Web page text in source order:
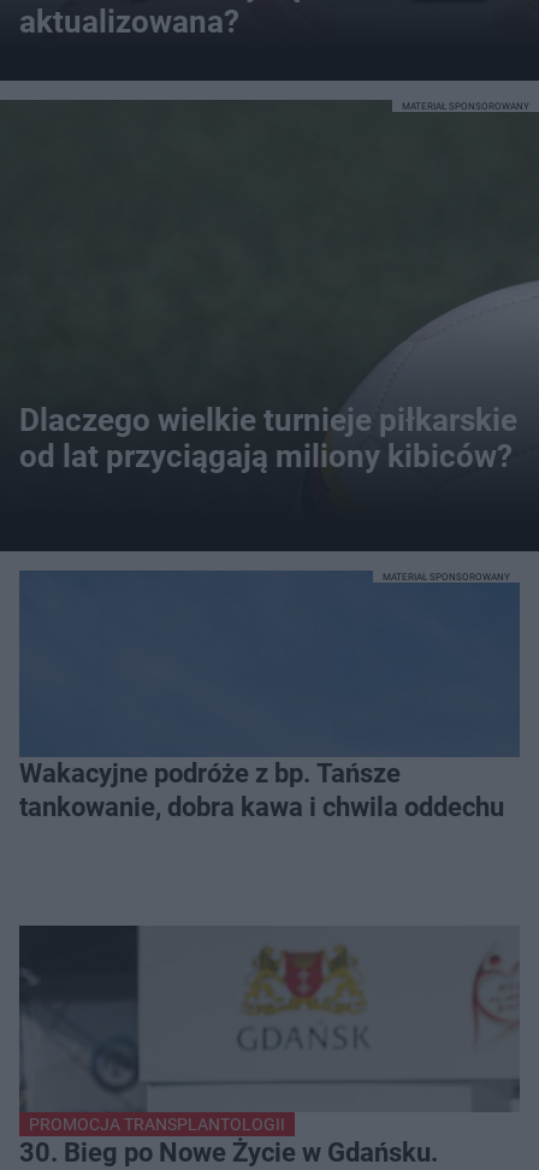
aktualizowana?
Dlaczego wielkie turnieje piłkarskie
od lat przyciągają miliony kibiców?
MATERIAŁ SPONSOROWANY
Wakacyjne podróże z bp. Tańsze
tankowanie, dobra kawa i chwila oddechu
MATERIAŁ SPONSOROWANY
PROMOCJA TRANSPLANTOLOGII
30. Bieg po Nowe Życie w Gdańsku.